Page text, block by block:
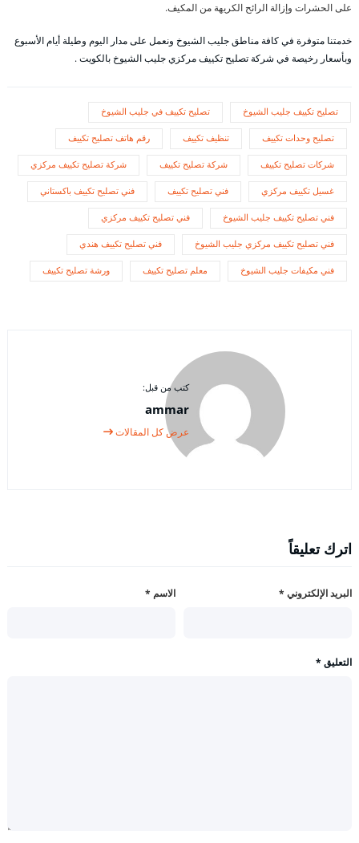
على الحشرات وإزالة الرائح الكريهة من المكيف.
خدمتنا متوفرة في كافة مناطق جليب الشيوخ ونعمل على مدار اليوم وطيلة أيام الأسبوع
وبأسعار رخيصة في شركة تصليح تكييف مركزي جليب الشيوخ بالكويت .
تصليح تكييف جليب الشيوخ تصليح تكييف في جليب الشيوخ
تصليح وحدات تكييف تنظيف تكييف رقم هاتف تصليح تكييف
شركات تصليح تكييف شركة تصليح تكييف شركة تصليح تكييف مركزي
غسيل تكييف مركزي فني تصليح تكييف فني تصليح تكييف باكستاني
فني تصليح تكييف جليب الشيوخ فني تصليح تكييف مركزي
فني تصليح تكييف مركزي جليب الشيوخ فني تصليح تكييف هندي
فني مكيفات جليب الشيوخ معلم تصليح تكييف ورشة تصليح تكييف
كتب من قبل:
ammar
عرض كل المقالات
اترك تعليقاً
الاسم * البريد الإلكتروني *
التعليق *